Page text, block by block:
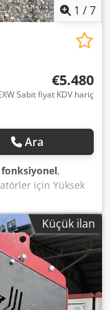
1 /7
€5.480
Sabit fiyat KDV hariç
Ara
,
için Yüksek
Brugger BFM
ile
için
sayesinde,
ağaççıklar, dallar
16 adet sert
V-kayışı tahriki
yüzey
Küçük ilan